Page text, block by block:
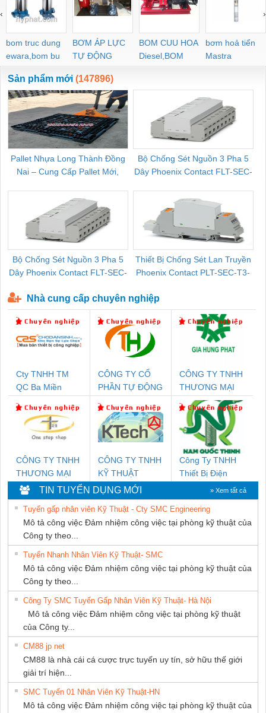
bom truc dung
ewara,bom bu
ewara
BƠM ÁP LỰC
TỰ ĐỘNG
BOM CUU HOA
Diesel,BOM
CHUA CHAY
bơm hoả tiển
Mastra
‹ ›
Sản phẩm mới (147896)
Pallet Nhựa Long Thành Đồng
Nai – Cung Cấp Pallet Mới,
Bộ Chống Sét Nguồn 3 Pha 5
Dây Phoenix Contact FLT-SEC-
Bộ Chống Sét Nguồn 3 Pha 5
Dây Phoenix Contact FLT-SEC-
Thiết Bị Chống Sét Lan Truyền
Phoenix Contact PLT-SEC-T3-
Nhà cung cấp chuyên nghiệp
Cty TNHH TM
QC Ba Miền
CÔNG TY CỔ
PHẦN TỰ ĐỘNG
CÔNG TY TNHH
THƯƠNG MẠI
DỊCH VỤ KỸ
THUẬT ĐIỆN CƠ
GIA HƯNG
PHÁT
CÔNG TY TNHH
THƯƠNG MẠI
THIÊN ÂN VIỆT
NAM
CÔNG TY TNHH
KỸ THUẬT
KTECH VIỆT
NAM
Công Ty TNHH
Thiết Bị Điện
Nam Quốc Thịnh
TIN TUYỂN DỤNG MỚI » Xem tất cả
Tuyển gấp nhân viên Kỹ Thuật - Cty SMC Engineering
Mô tả công việc Đảm nhiệm công việc tại phòng kỹ thuật của
Công ty theo...
Tuyển Nhanh Nhân Viên Kỹ Thuật- SMC
Mô tả công việc Đảm nhiệm công việc tại phòng kỹ thuật của
Công ty theo...
Công Ty SMC Tuyển Gấp Nhân Viên Kỹ Thuật- Hà Nội
Mô tả công việc Đảm nhiệm công việc tại phòng kỹ thuật
của Công ty...
CM88 jp net
CM88 là nhà cái cá cược trực tuyến uy tín, sở hữu thế giới
giải trí hiện...
SMC Tuyển 01 Nhân Viên Kỹ Thuật-HN
Mô tả công việc Đảm nhiệm công việc tại phòng kỹ thuật của